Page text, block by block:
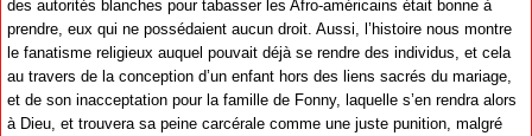
des autorités blanches pour tabasser les Afro-américains était bonne à
prendre, eux qui ne possédaient aucun droit. Aussi, l’histoire nous montre
le fanatisme religieux auquel pouvait déjà se rendre des individus, et cela
au travers de la conception d’un enfant hors des liens sacrés du mariage,
et de son inacceptation pour la famille de Fonny, laquelle s’en rendra alors
à Dieu, et trouvera sa peine carcérale comme une juste punition, malgré